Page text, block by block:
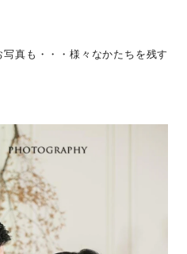
真も・・・様々なかたちを残す